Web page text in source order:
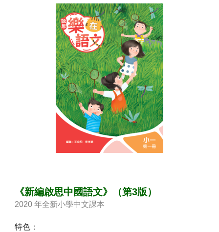
《新編啟思中國語文》（第3版）
2020 年全新小學中文課本
特色：